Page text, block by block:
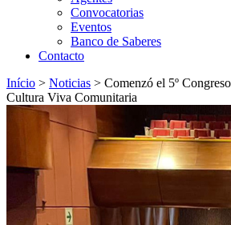
Convocatorias
Eventos
Banco de Saberes
Contacto
Início > Noticias > Comenzó el 5º
Cultura Viva Comunitaria